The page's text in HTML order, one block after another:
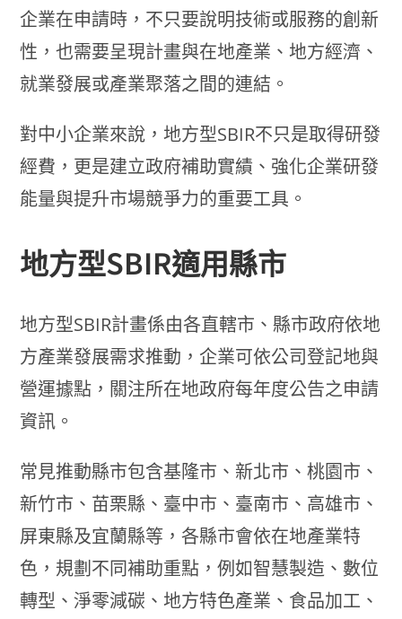
企業在申請時，不只要說明技術或服務的創新
性，也需要呈現計畫與在地產業、地方經濟、
就業發展或產業聚落之間的連結。
對中小企業來說，地方型SBIR不只是取得研發
經費，更是建立政府補助實績、強化企業研發
能量與提升市場競爭力的重要工具。
地方型SBIR適用縣市
地方型SBIR計畫係由各直轄市、縣市政府依地
方產業發展需求推動，企業可依公司登記地與
營運據點，關注所在地政府每年度公告之申請
資訊。
常見推動縣市包含基隆市、新北市、桃園市、
新竹市、苗栗縣、臺中市、臺南市、高雄市、
屏東縣及宜蘭縣等，各縣市會依在地產業特
色，規劃不同補助重點，例如智慧製造、數位
轉型、淨零減碳、地方特色產業、食品加工、